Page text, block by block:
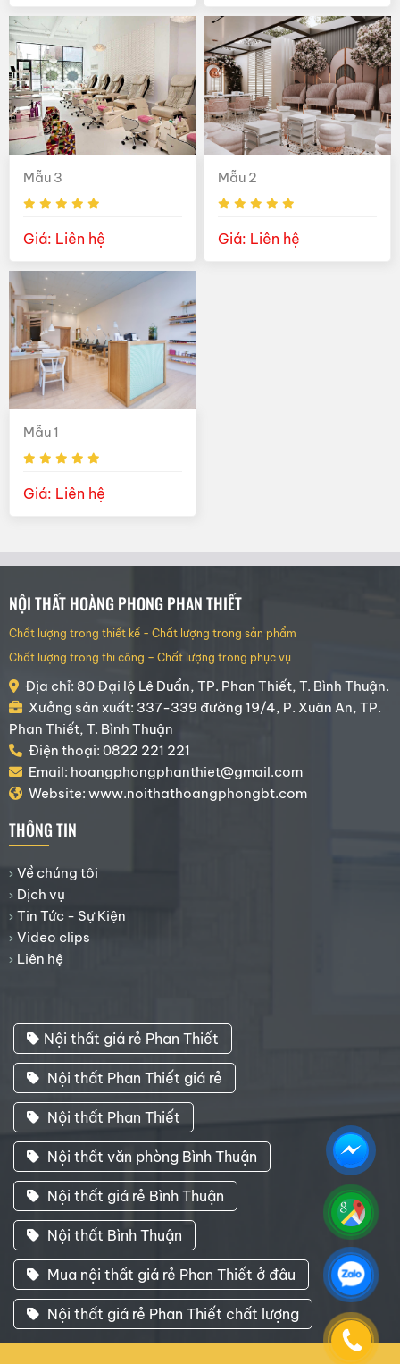
Mẫu 3
Giá: Liên hệ
Mẫu 2
Giá: Liên hệ
Mẫu 1
Giá: Liên hệ
NỘI THẤT HOÀNG PHONG PHAN THIẾT
Chất lượng trong thiết kế - Chất lượng trong sản phẩm
Chất lượng trong thi công – Chất lượng trong phục vụ
Địa chỉ: 80 Đại lộ Lê Duẩn, TP. Phan Thiết, T. Bình Thuận.
Xưởng sản xuất: 337-339 đường 19/4, P. Xuân An, TP.
Phan Thiết, T. Bình Thuận
Điện thoại: 0822 221 221
Email: hoangphongphanthiet@gmail.com
Website: www.noithathoangphongbt.com
THÔNG TIN
Về chúng tôi
Dịch vụ
Tin Tức - Sự Kiện
Video clips
Liên hệ
Nội thất giá rẻ Phan Thiết
Nội thất Phan Thiết giá rẻ
Nội thất Phan Thiết
Nội thất văn phòng Bình Thuận
Nội thất giá rẻ Bình Thuận
Nội thất Bình Thuận
Mua nội thất giá rẻ Phan Thiết ở đâu
Nội thất giá rẻ Phan Thiết chất lượng